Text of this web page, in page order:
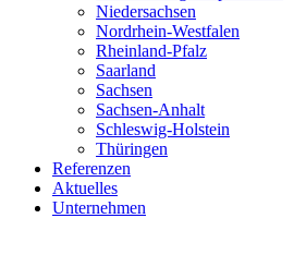
Niedersachsen
Nordrhein-Westfalen
Rheinland-Pfalz
Saarland
Sachsen
Sachsen-Anhalt
Schleswig-Holstein
Thüringen
Referenzen
Aktuelles
Unternehmen